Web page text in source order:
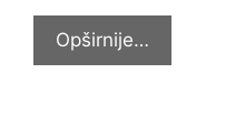
Opširnije…
radionica